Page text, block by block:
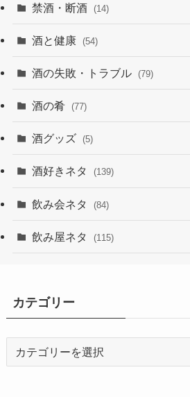
禁酒・断酒 (14)
酒と健康 (54)
酒の失敗・トラブル (79)
酒の肴 (77)
酒グッズ (5)
酒好きネタ (139)
飲み会ネタ (84)
飲み屋ネタ (115)
カテゴリー